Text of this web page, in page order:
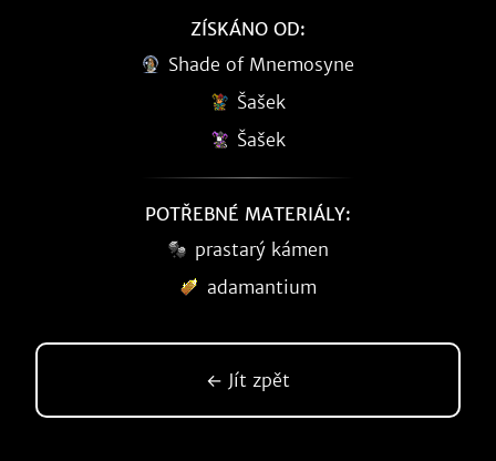
ZÍSKÁNO OD:
Shade of Mnemosyne
Šašek
Šašek
POTŘEBNÉ MATERIÁLY:
prastarý kámen
adamantium
← Jít zpět